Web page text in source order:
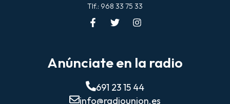
Tlf.: 968 33 75 33
Anúnciate en la radio
691 23 15 44
info@radiounion.es